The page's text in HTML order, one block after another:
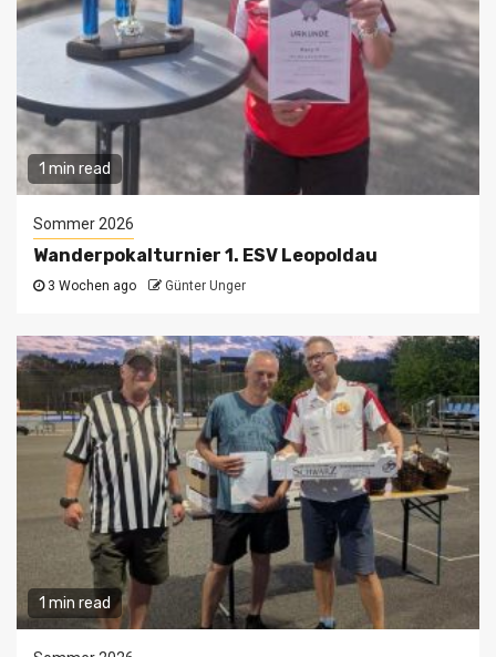
1 min read
Sommer 2026
Wanderpokalturnier 1. ESV Leopoldau
3 Wochen ago Günter Unger
1 min read